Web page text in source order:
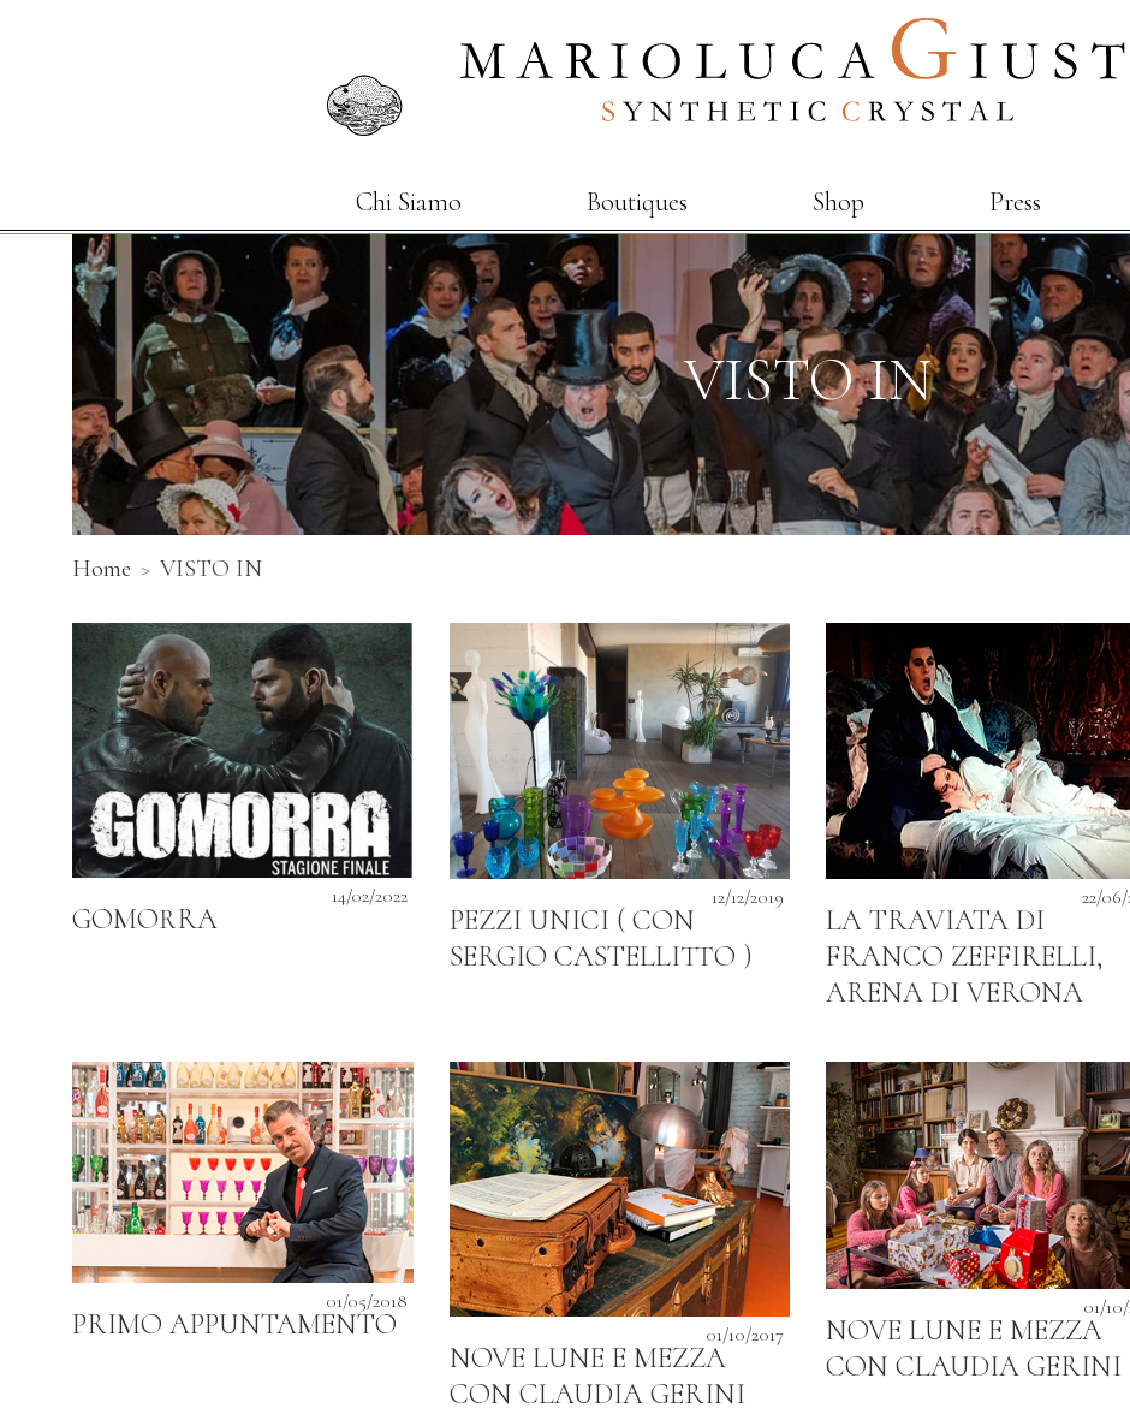
Chi Siamo Boutiques Shop Press
VISTO IN
Home VISTO IN
14/02/2022
GOMORRA
12/12/2019
PEZZI UNICI ( CON
SERGIO CASTELLITTO )
22/06/
LA TRAVIATA DI
FRANCO ZEFFIRELLI,
ARENA DI VERONA
01/05/2018
PRIMO APPUNTAMENTO 01/10/2017
NOVE LUNE E MEZZA
CON CLAUDIA GERINI
01/
NOVE LUNE E MEZZA
CON CLAUDIA GERINI